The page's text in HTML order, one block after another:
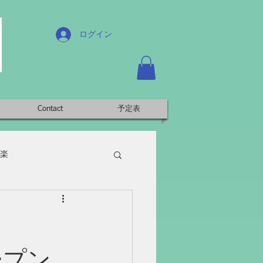
ログイン
Contact 予定表